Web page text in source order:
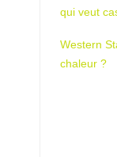
qui veut
Western
chaleur ?